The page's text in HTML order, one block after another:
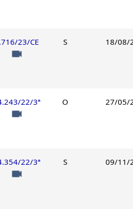
23/CE S 18/08/
22/3ª O 27/05/
22/3ª S 09/11/